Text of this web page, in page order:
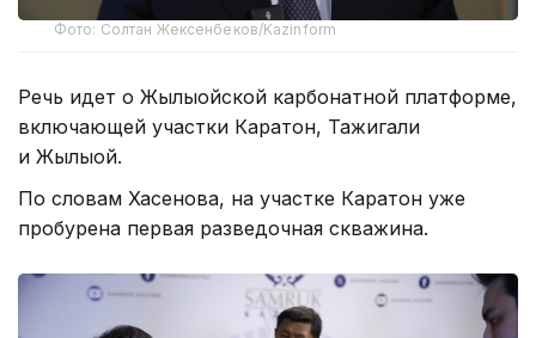
Фото: Солтан Жексенбеков/Kazinform
Речь идет о Жылыойской карбонатной платформе,
включающей участки Каратон, Тажигали
и Жылыой.
По словам Хасенова, на участке Каратон уже
пробурена первая разведочная скважина.